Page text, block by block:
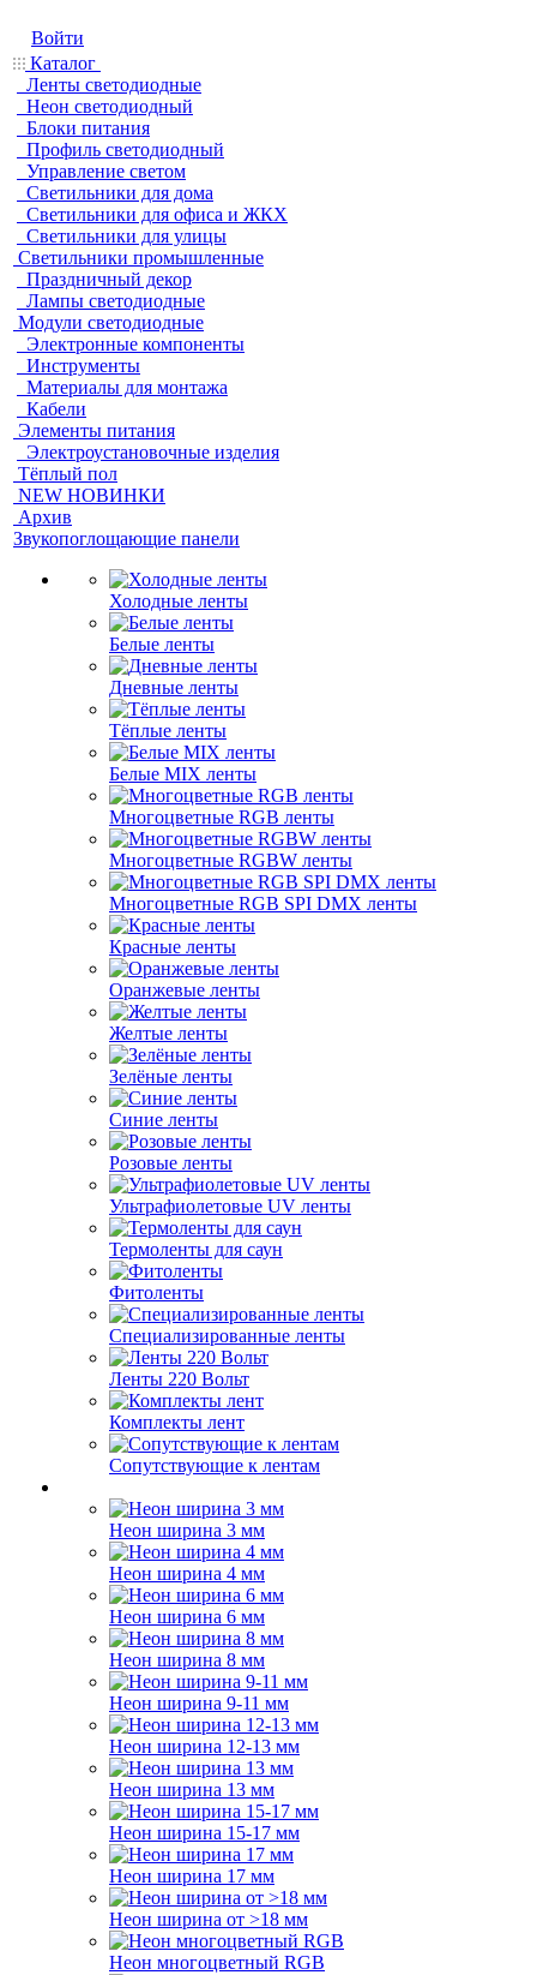
Войти
Каталог
Ленты светодиодные
Неон светодиодный
Блоки питания
Профиль светодиодный
Управление светом
Светильники для дома
Светильники для офиса и ЖКХ
Светильники для улицы
Светильники промышленные
Праздничный декор
Лампы светодиодные
Модули светодиодные
Электронные компоненты
Инструменты
Материалы для монтажа
Кабели
Элементы питания
Электроустановочные изделия
Тёплый пол
NEW НОВИНКИ
Архив
Звукопоглощающие панели
Холодные ленты
Белые ленты
Дневные ленты
Тёплые ленты
Белые MIX ленты
Многоцветные RGB ленты
Многоцветные RGBW ленты
Многоцветные RGB SPI DMX ленты
Красные ленты
Оранжевые ленты
Желтые ленты
Зелёные ленты
Синие ленты
Розовые ленты
Ультрафиолетовые UV ленты
Термоленты для саун
Фитоленты
Специализированные ленты
Ленты 220 Вольт
Комплекты лент
Сопутствующие к лентам
Неон ширина 3 мм
Неон ширина 4 мм
Неон ширина 6 мм
Неон ширина 8 мм
Неон ширина 9-11 мм
Неон ширина 12-13 мм
Неон ширина 13 мм
Неон ширина 15-17 мм
Неон ширина 17 мм
Неон ширина от >18 мм
Неон многоцветный RGB